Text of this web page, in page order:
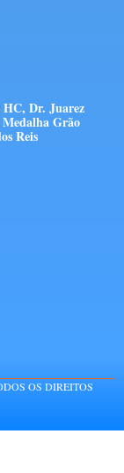
Dr. Juarez
Medalha Grão
Reis
OS DIREITOS